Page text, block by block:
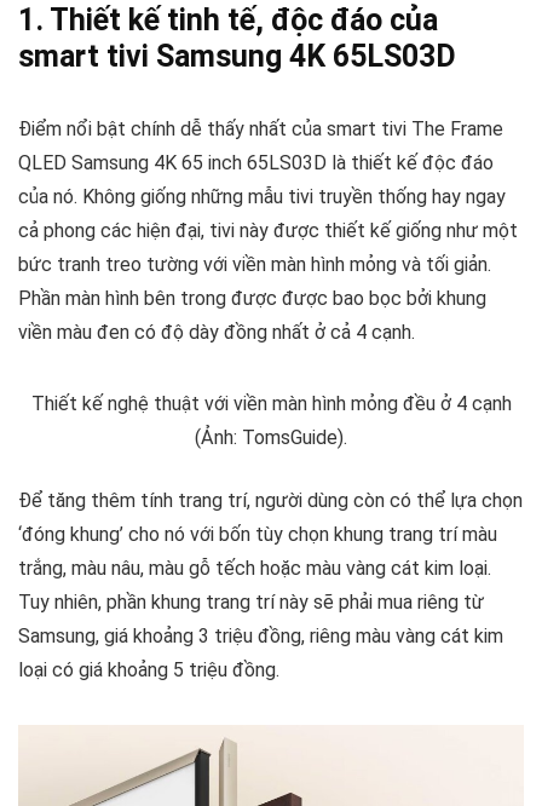
1. Thiết kế tinh tế, độc đáo của
smart tivi Samsung 4K 65LS03D
Điểm nổi bật chính dễ thấy nhất của smart tivi The Frame
QLED Samsung 4K 65 inch 65LS03D là thiết kế độc đáo
của nó. Không giống những mẫu tivi truyền thống hay ngay
cả phong các hiện đại, tivi này được thiết kế giống như một
bức tranh treo tường với viền màn hình mỏng và tối giản.
Phần màn hình bên trong được được bao bọc bởi khung
viền màu đen có độ dày đồng nhất ở cả 4 cạnh.
Thiết kế nghệ thuật với viền màn hình mỏng đều ở 4 cạnh
(Ảnh: TomsGuide).
Để tăng thêm tính trang trí, người dùng còn có thể lựa chọn
‘đóng khung’ cho nó với bốn tùy chọn khung trang trí màu
trắng, màu nâu, màu gỗ tếch hoặc màu vàng cát kim loại.
Tuy nhiên, phần khung trang trí này sẽ phải mua riêng từ
Samsung, giá khoảng 3 triệu đồng, riêng màu vàng cát kim
loại có giá khoảng 5 triệu đồng.